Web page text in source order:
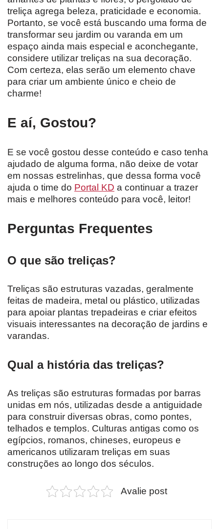
treliça agrega beleza, praticidade e economia.
Portanto, se você está buscando uma forma de
transformar seu jardim ou varanda em um
espaço ainda mais especial e aconchegante,
considere utilizar treliças na sua decoração.
Com certeza, elas serão um elemento chave
para criar um ambiente único e cheio de
charme!
E aí, Gostou?
E se você gostou desse conteúdo e caso tenha
ajudado de alguma forma, não deixe de votar
em nossas estrelinhas, que dessa forma você
ajuda o time do Portal KD a continuar a trazer
mais e melhores conteúdo para você, leitor!
Perguntas Frequentes
O que são treliças?
Treliças são estruturas vazadas, geralmente
feitas de madeira, metal ou plástico, utilizadas
para apoiar plantas trepadeiras e criar efeitos
visuais interessantes na decoração de jardins e
varandas.
Qual a história das treliças?
As treliças são estruturas formadas por barras
unidas em nós, utilizadas desde a antiguidade
para construir diversas obras, como pontes,
telhados e templos. Culturas antigas como os
egípcios, romanos, chineses, europeus e
americanos utilizaram treliças em suas
construções ao longo dos séculos.
Avalie post